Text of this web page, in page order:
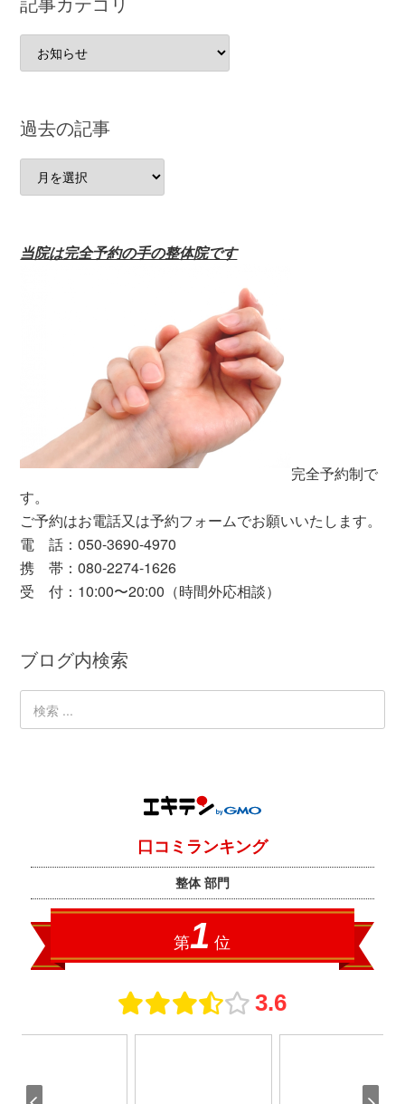
事
ゴ
リ
過去の記事
去
事
当院は完全予約の手の整体院です
完全予約制で
す。
ご予約はお電話又は予約フォームでお願いいたします。
電 話：050-3690-4970
携 帯：080-2274-1626
受 付：10:00〜20:00（時間外応相談）
ブログ内検索